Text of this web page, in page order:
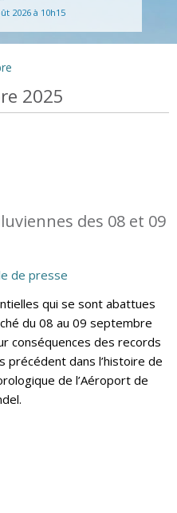
2026 à 10h15
2025
des 08 et 09
de presse
qui se sont abattues
du 08 au 09 septembre
conséquences des records
précédent dans l’histoire de
de l’Aéroport de